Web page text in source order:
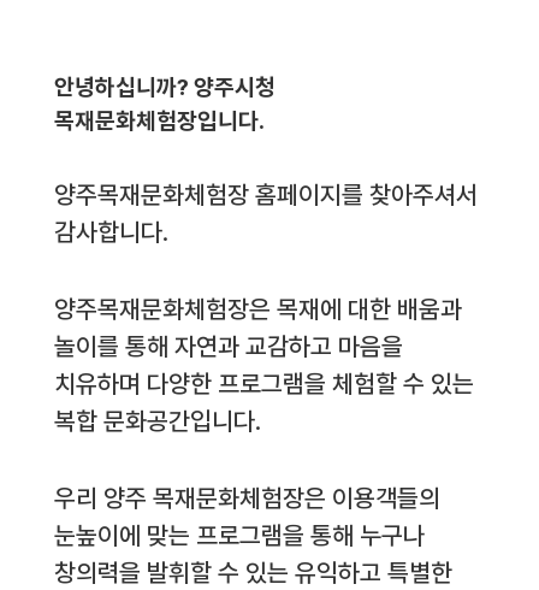
안녕하십니까? 양주시청
목재문화체험장입니다.
양주목재문화체험장 홈페이지를 찾아주셔서
감사합니다.
양주목재문화체험장은 목재에 대한 배움과
놀이를 통해 자연과 교감하고 마음을
치유하며 다양한 프로그램을 체험할 수 있는
복합 문화공간입니다.
우리 양주 목재문화체험장은 이용객들의
눈높이에 맞는 프로그램을 통해 누구나
창의력을 발휘할 수 있는 유익하고 특별한